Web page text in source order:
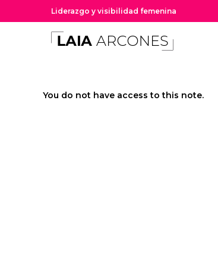
Liderazgo y visibilidad femenina
You do not have access to this note.